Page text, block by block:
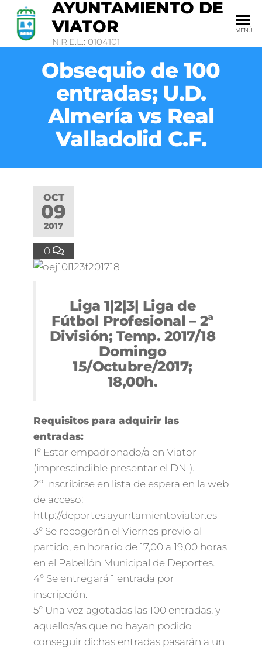
AYUNTAMIENTO DE
VIATOR
N.R.E.L.: 0104101
MENÚ
Obsequio de 100
entradas; U.D.
Almería vs Real
Valladolid C.F.
OCT
09
2017
0
Liga 1|2|3| Liga de
Fútbol Profesional – 2ª
División; Temp. 2017/18
Domingo
15/Octubre/2017;
18,00h.
Requisitos para adquirir las
entradas:
1º Estar empadronado/a en Viator
(imprescindible presentar el DNI).
2º Inscribirse en lista de espera en la web
de acceso:
http://deportes.ayuntamientoviator.es
3º Se recogerán el Viernes previo al
partido, en horario de 17,00 a 19,00 horas
en el Pabellón Municipal de Deportes.
4º Se entregará 1 entrada por
inscripción.
5º Una vez agotadas las 100 entradas, y
aquellos/as que no hayan podido
conseguir dichas entradas pasarán a un